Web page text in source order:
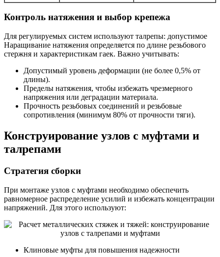
Контроль натяжения и выбор крепежа
Для регулируемых систем используют талрепы: допустимое
Наращивание натяжения определяется по длине резьбового
стержня и характеристикам гаек. Важно учитывать:
Допустимый уровень деформации (не более 0,5% от
длины).
Пределы натяжения, чтобы избежать чрезмерного
напряжения или деградации материала.
Прочность резьбовых соединений и резьбовые
сопротивления (минимум 80% от прочности тяги).
Конструирование узлов с муфтами и
талрепами
Стратегия сборки
При монтаже узлов с муфтами необходимо обеспечить
равномерное распределение усилий и избежать концентрации
напряжений. Для этого используют:
Клиновые муфты для повышения надежности